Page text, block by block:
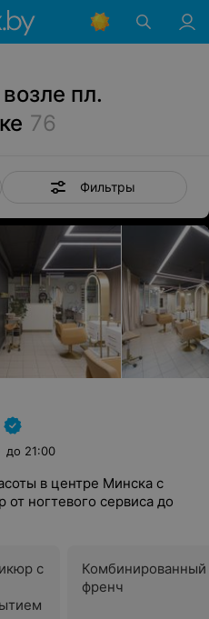
пл.
76
Фильтры
до 21:00
в центре Минска с
ногтевого сервиса до
с
френч